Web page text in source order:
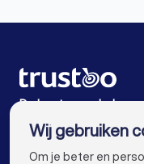
Psychologen in Den
Psychologen in
Psychologen in
De beste
Wij gebruiken
Om je beter en